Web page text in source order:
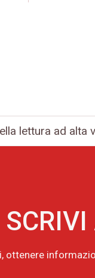
lettura ad alta
ottenere